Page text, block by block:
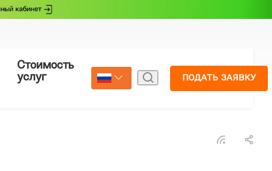
Стоимость
услуг
Страхование
Select Language
ПОДАТЬ ЗАЯВКУ